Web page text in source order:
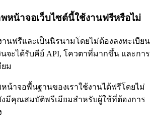
พหน้าจอเว็บไซต์นี้ใช้งานฟรีหรือไม่
นฟรีและเป็นนิรนามโดยไม่ต้องลงทะเบียน
นจะได้รับคีย์ API, โควตาที่มากขึ้น และการ
ม
น้าจอพื้นฐานของเราใช้งานได้ฟรีโดยไม่
งมีคุณสมบัติพรีเมียมสำหรับผู้ใช้ที่ต้องการ